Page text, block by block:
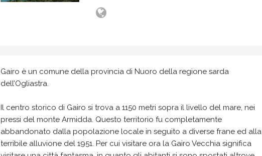
Gairo è un comune della provincia di Nuoro della regione sarda
dell’Ogliastra.
Il centro storico di Gairo si trova a 1150 metri sopra il livello del mare, nei
pressi del monte Armidda. Questo territorio fu completamente
abbandonato dalla popolazione locale in seguito a diverse frane ed alla
terribile alluvione del 1951. Per cui visitare ora la Gairo Vecchia significa